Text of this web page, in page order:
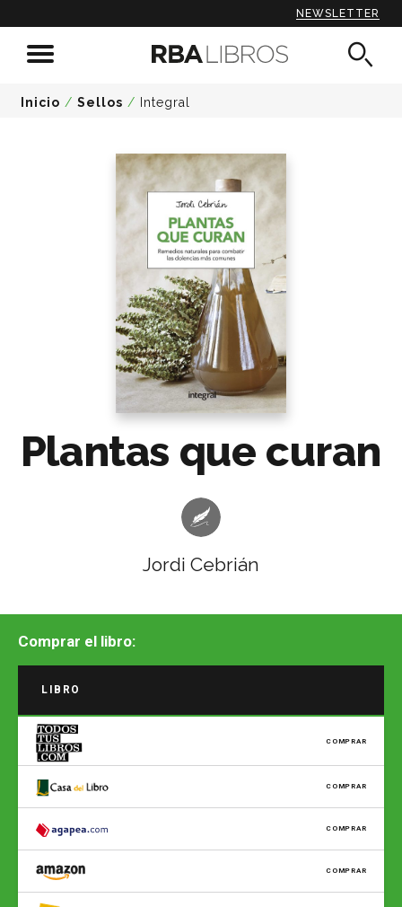
NEWSLETTER
Inicio / Sellos / Integral
Plantas que curan
Jordi Cebrián
Comprar el libro:
LIBRO
COMPRAR
COMPRAR
COMPRAR
COMPRAR